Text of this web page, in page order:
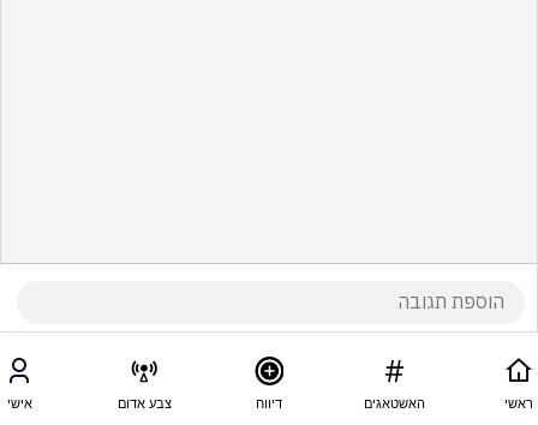
ראשי האשטאגים דיווח צבע אדום אישי